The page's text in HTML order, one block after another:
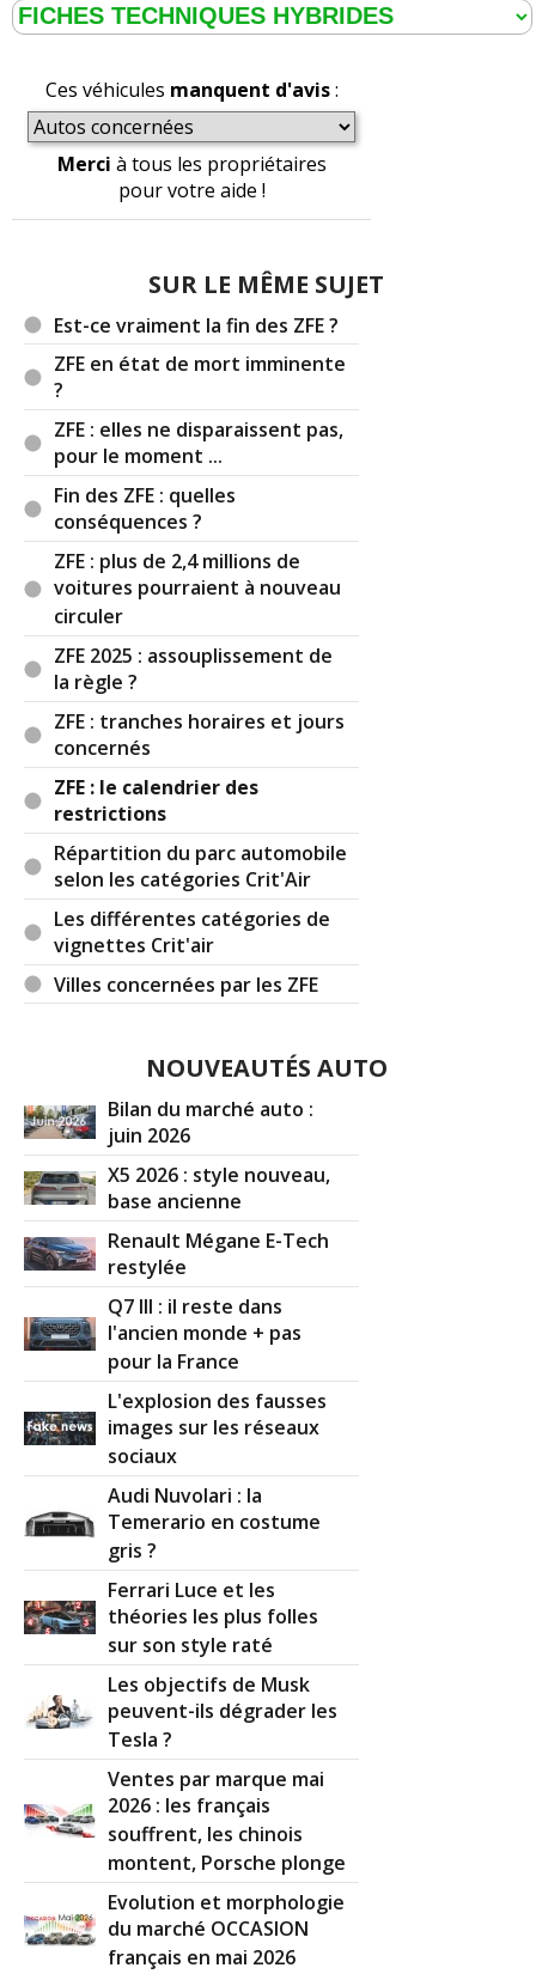
Ces véhicules manquent d'avis:
Merci à tous les propriétaires
pour votre aide !
SUR LE MÊME SUJET
Est-ce vraiment la fin des ZFE ?
ZFE en état de mort imminente
?
ZFE : elles ne disparaissent pas,
pour le moment ...
Fin des ZFE : quelles
conséquences ?
ZFE : plus de 2,4 millions de
voitures pourraient à nouveau
circuler
ZFE 2025 : assouplissement de
la règle ?
ZFE : tranches horaires et jours
concernés
ZFE : le calendrier des
restrictions
Répartition du parc automobile
selon les catégories Crit'Air
Les différentes catégories de
vignettes Crit'air
Villes concernées par les ZFE
NOUVEAUTÉS AUTO
Bilan du marché auto :
juin 2026
X5 2026 : style nouveau,
base ancienne
Renault Mégane E-Tech
restylée
Q7 III : il reste dans
l'ancien monde + pas
pour la France
L'explosion des fausses
images sur les réseaux
sociaux
Audi Nuvolari : la
Temerario en costume
gris ?
Ferrari Luce et les
théories les plus folles
sur son style raté
Les objectifs de Musk
peuvent-ils dégrader les
Tesla ?
Ventes par marque mai
2026 : les français
souffrent, les chinois
montent, Porsche plonge
Evolution et morphologie
du marché OCCASION
français en mai 2026